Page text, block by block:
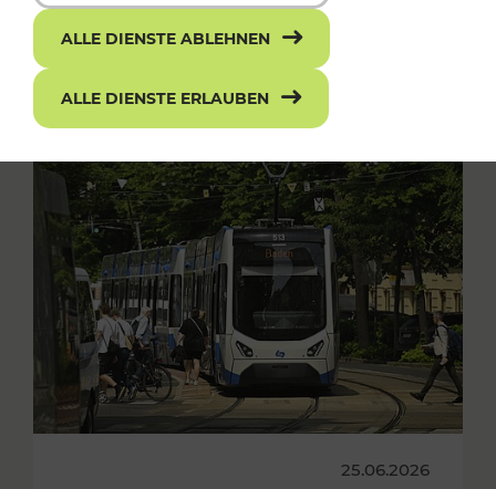
25.06.2026
ALLE DIENSTE ABLEHNEN
ALLE DIENSTE ERLAUBEN